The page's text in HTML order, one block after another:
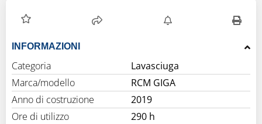
INFORMAZIONI
Categoria
Lavasciuga
Marca/modello
RCM GIGA
Anno di costruzione
2019
Ore di utilizzo
290 h